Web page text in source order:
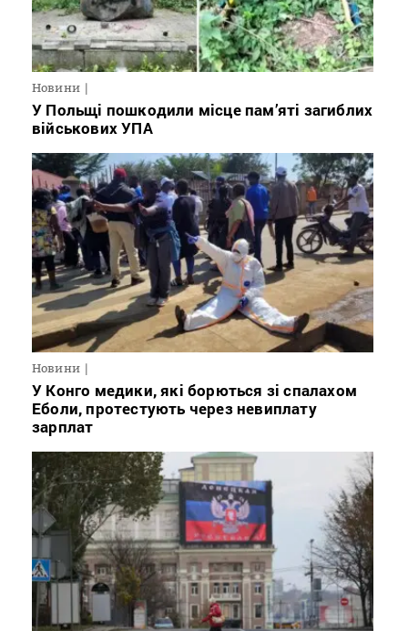
Новини
У Польщі пошкодили місце пам’яті загиблих
військових УПА
Новини
У Конго медики, які борються зі спалахом
Еболи, протестують через невиплату
зарплат